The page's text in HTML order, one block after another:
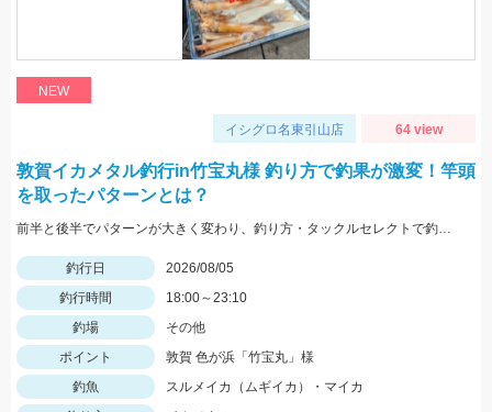
NEW
イシグロ名東引山店 64 view
敦賀イカメタル釣行in竹宝丸様 釣り方で釣果が激変！竿頭
を取ったパターンとは？
前半と後半でパターンが大きく変わり、釣り方・タックルセレクトで釣果に差が出た日でした。最近の傾向としてケイムラ系カラーは必須ですので必ず持って行ってください。
釣行日
2026/08/05
釣行時間
18:00～23:10
釣場
その他
ポイント
敦賀 色が浜「竹宝丸」様
釣魚
スルメイカ（ムギイカ）・マイカ